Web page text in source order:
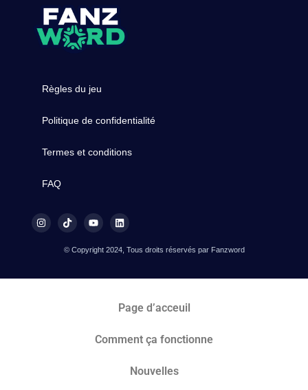
Règles du jeu
Politique de confidentialité
Termes et conditions
FAQ
© Copyright 2024, Tous droits réservés par Fanzword
Page d’acceuil
Comment ça fonctionne
Nouvelles